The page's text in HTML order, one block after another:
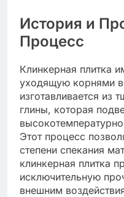
История и
Процесс
Клинкерная плитка
уходящую корнями
изготавливается из
глины, которая
Этот процесс
степени спекания
клинкерная плитка
исключительную
внешним